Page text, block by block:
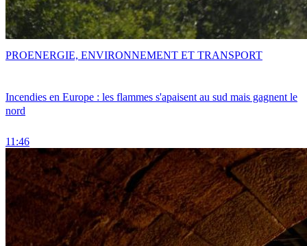
Incendies en Europe : les flammes s'apaisent au sud mais gagnent le
nord
11:46
PROENERGIE, ENVIRONNEMENT ET TRANSPORT